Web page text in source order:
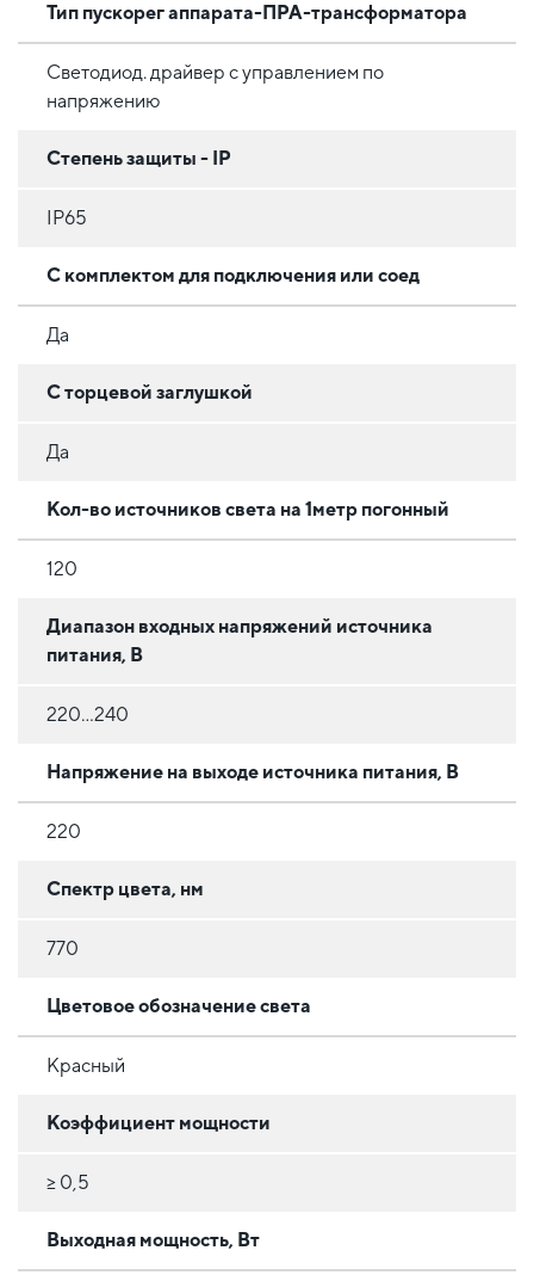
Тип пускорег аппарата-ПРА-трансформатора
Светодиод. драйвер с управлением по
напряжению
Степень защиты - IP
IP65
С комплектом для подключения или соед
Да
С торцевой заглушкой
Да
Кол-во источников света на 1метр погонный
120
Диапазон входных напряжений источника
питания, В
220...240
Напряжение на выходе источника питания, В
220
Спектр цвета, нм
770
Цветовое обозначение света
Красный
Коэффициент мощности
≥ 0,5
Выходная мощность, Вт